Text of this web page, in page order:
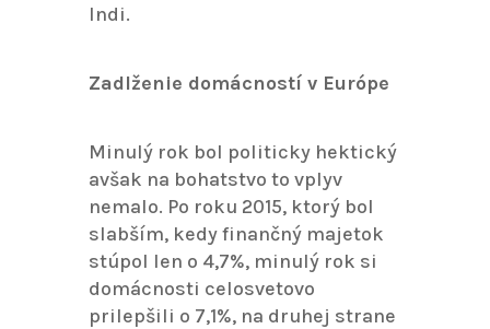
Indi.
Zadlženie domácností v Európe
Minulý rok bol politicky hektický
avšak na bohatstvo to vplyv
nemalo. Po roku 2015, ktorý bol
slabším, kedy finančný majetok
stúpol len o 4,7%, minulý rok si
domácnosti celosvetovo
prilepšili o 7,1%, na druhej strane